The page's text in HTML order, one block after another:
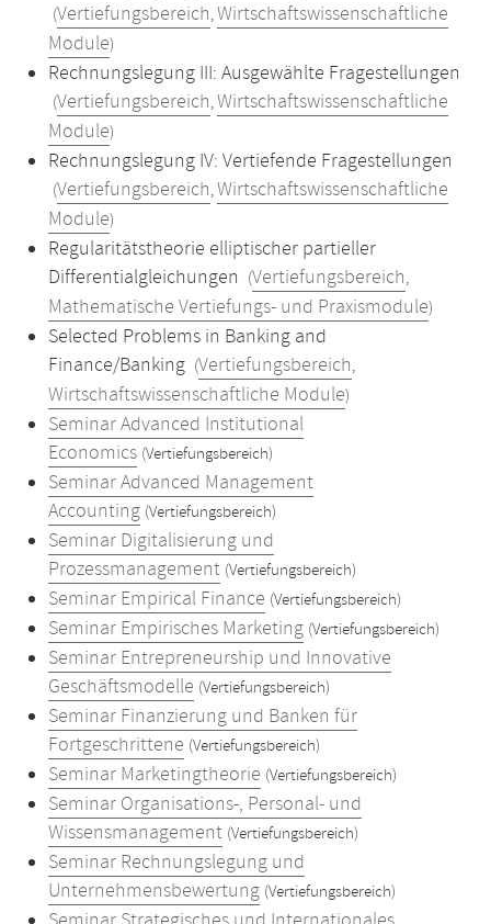
(Vertiefungsbereich,Wirtschaftswissenschaftliche
Module)
Rechnungslegung III: Ausgewählte Fragestellungen
(Vertiefungsbereich,Wirtschaftswissenschaftliche
Module)
Rechnungslegung IV: Vertiefende Fragestellungen
(Vertiefungsbereich,Wirtschaftswissenschaftliche
Module)
Regularitätstheorie elliptischer partieller
Differentialgleichungen (Vertiefungsbereich,
Mathematische Vertiefungs- und Praxismodule)
Selected Problems in Banking and
Finance/Banking (Vertiefungsbereich,
Wirtschaftswissenschaftliche Module)
Seminar Advanced Institutional
Economics (Vertiefungsbereich)
Seminar Advanced Management
Accounting (Vertiefungsbereich)
Seminar Digitalisierung und
Prozessmanagement (Vertiefungsbereich)
Seminar Empirical Finance (Vertiefungsbereich)
Seminar Empirisches Marketing (Vertiefungsbereich)
Seminar Entrepreneurship und Innovative
Geschäftsmodelle (Vertiefungsbereich)
Seminar Finanzierung und Banken für
Fortgeschrittene (Vertiefungsbereich)
Seminar Marketingtheorie (Vertiefungsbereich)
Seminar Organisations-, Personal- und
Wissensmanagement (Vertiefungsbereich)
Seminar Rechnungslegung und
Unternehmensbewertung (Vertiefungsbereich)